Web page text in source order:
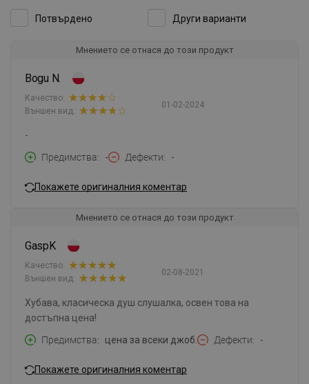
Потвърдено Други варианти
Мнението се отнася до този продукт
Bogu N.
01-02-2024
Качество:
Външен вид:
-
Предимства
- Дефекти -
Покажете оригиналния коментар
Мнението се отнася до този продукт
GaspK
02-08-2021
Качество:
Външен вид:
Хубава, класическа душ слушалка, освен това на
достъпна цена!
Предимства
цена за всеки джоб. Дефекти -
Покажете оригиналния коментар